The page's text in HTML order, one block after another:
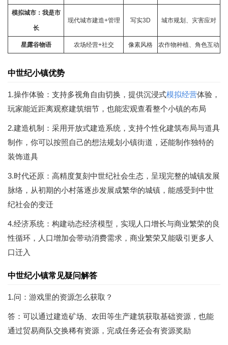
模拟城市：我是市
长
现代城市建造+管理 写实3D 城市规划、灾害应对
星露谷物语 农场经营+社交 像素风格 农作物种植、角色互动
中世纪小镇优势
1.操作体验：支持多视角自由切换，提供沉浸式模拟经营体验，
玩家能近距离观察建筑细节，也能宏观查看整个小镇的布局
2.建造机制：采用开放式建造系统，支持个性化建筑布局与道具
制作，你可以按照自己的想法规划小镇街道，还能制作独特的
装饰道具
3.时代还原：高精度复刻中世纪社会生态，呈现完整的城镇发展
脉络，从初期的小村落逐步发展成繁华的城镇，能感受到中世
纪社会的变迁
4.经济系统：构建动态经济模型，实现人口增长与商业繁荣的良
性循环，人口增加会带动消费需求，商业繁荣又能吸引更多人
口迁入
中世纪小镇常见疑问解答
1.问：游戏里的资源怎么获取？
答：可以通过建造矿场、农田等生产建筑获取基础资源，也能
通过贸易商队交换稀有资源，完成任务还会有资源奖励